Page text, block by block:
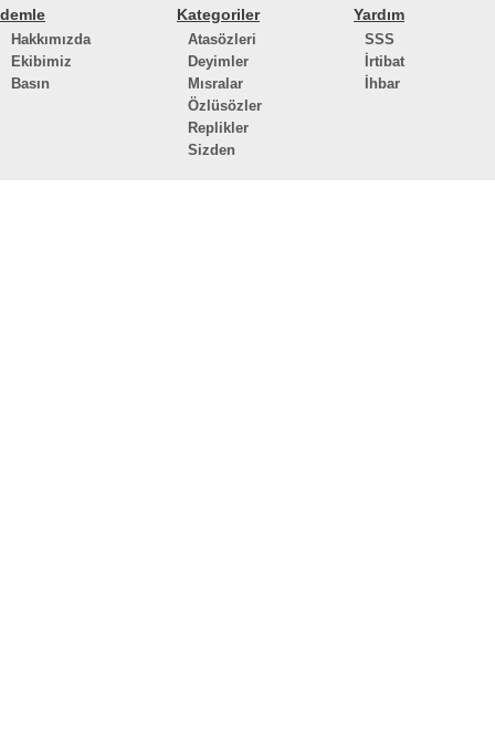
demle
Hakkımızda
Ekibimiz
Basın
Kategoriler
Atasözleri
Deyimler
Mısralar
Özlüsözler
Replikler
Sizden
Yardım
SSS
İrtibat
İhbar